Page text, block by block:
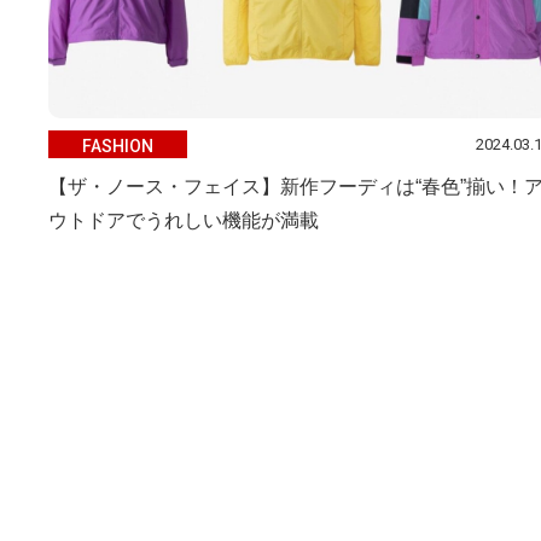
FASHION
【ザ・ノース・フェイス】新作フーディは“春色”揃い！
ウトドアでうれしい機能が満載